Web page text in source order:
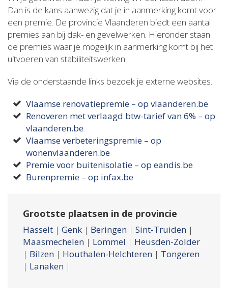
Dan is de kans aanwezig dat je in aanmerking komt voor
een premie. De provincie Vlaanderen biedt een aantal
premies aan bij dak- en gevelwerken. Hieronder staan
de premies waar je mogelijk in aanmerking komt bij het
uitvoeren van stabiliteitswerken:
Via de onderstaande links bezoek je externe websites.
Vlaamse renovatiepremie – op vlaanderen.be
Renoveren met verlaagd btw-tarief van 6% – op
vlaanderen.be
Vlaamse verbeteringspremie – op
wonenvlaanderen.be
Premie voor buitenisolatie – op eandis.be
Burenpremie – op infax.be
Grootste plaatsen in de provincie
Hasselt | Genk | Beringen | Sint-Truiden |
Maasmechelen | Lommel | Heusden-Zolder
| Bilzen | Houthalen-Helchteren | Tongeren
| Lanaken |